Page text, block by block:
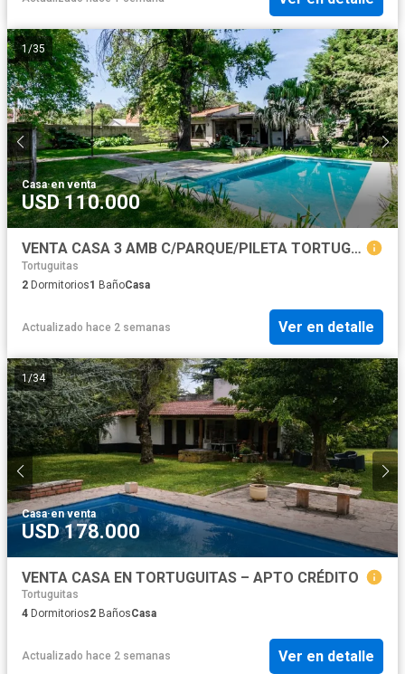
1 /35
Casa·en venta
USD 110.000
VENTA CASA 3 AMB C/PARQUE/PILETA TORTUGUITAS
Tortuguitas
2 Dormitorios1 BañoCasa
Actualizado hace 2 semanas Ver en detalle
1/34
Casa·en venta
USD 178.000
VENTA CASA EN TORTUGUITAS – APTO CRÉDITO
Tortuguitas
4 Dormitorios2 BañosCasa
Actualizado hace 2 semanas Ver en detalle